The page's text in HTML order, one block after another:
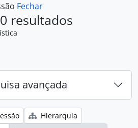
Fechar
resultados
avançada
Hierarquia